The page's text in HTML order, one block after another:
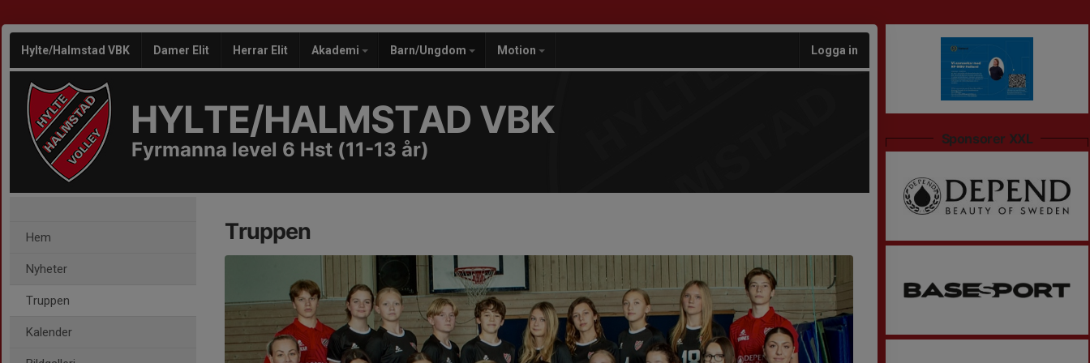
Hylte/Halmstad VBK Damer Elit Herrar Elit Akademi Barn/Ungdom Motion Logga in
HYLTE/HALMSTAD VBK
Fyrmanna level 6 Hst (11-13 år)
Hem
Nyheter
Truppen
Kalender
Truppen
Sponsorer XXL